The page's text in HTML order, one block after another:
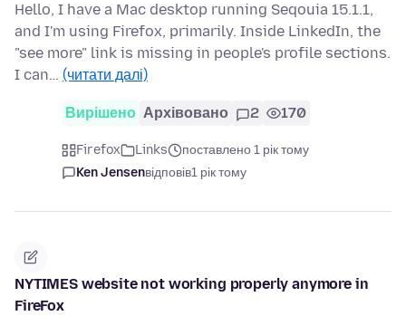
Hello, I have a Mac desktop running Seqouia 15.1.1,
and I'm using Firefox, primarily. Inside LinkedIn, the
"see more" link is missing in people's profile sections.
I can… (читати далі)
Вирішено Архівовано 2 170
Firefox Links
поставлено 1 рік тому
Ken Jensenвідповів1 рік тому
NYTIMES website not working properly anymore in
FireFox